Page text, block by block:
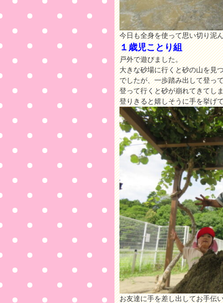
今日も全身を使って思い切り泥
１歳児ことり組
戸外で遊びました。
大きな砂場に行くと砂の山を見
でしたが、一歩踏み出して登っ
登って行くと砂が崩れてきてし
登りきると嬉しそうに手を挙げ
お友達に手を差し出してお手伝